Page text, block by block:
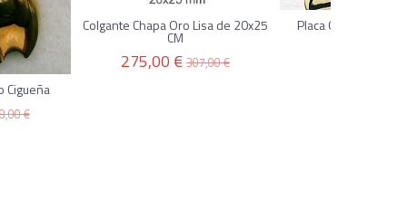
Cigueña
€
Colgante Chapa Oro Lisa de 20x25
CM
275,00 € 307,00 €
Placa Oro